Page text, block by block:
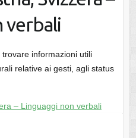
verbali
informazioni utili
relative ai gesti, agli status
– Linguaggi non verbali